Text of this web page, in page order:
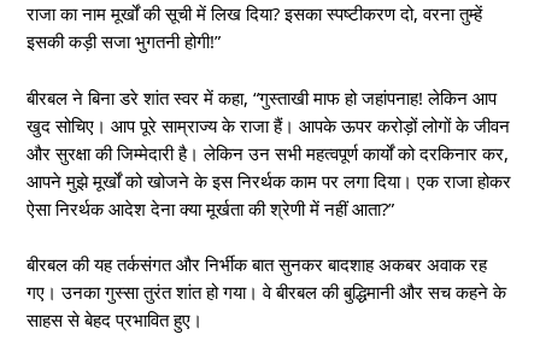
राजा का नाम मूर्खों की सूची में लिख दिया? इसका स्पष्टीकरण दो, वरना तुम्हें
इसकी कड़ी सजा भुगतनी होगी!”
बीरबल ने बिना डरे शांत स्वर में कहा, “गुस्ताखी माफ हो जहांपनाह! लेकिन आप
खुद सोचिए। आप पूरे साम्राज्य के राजा हैं। आपके ऊपर करोड़ों लोगों के जीवन
और सुरक्षा की जिम्मेदारी है। लेकिन उन सभी महत्वपूर्ण कार्यों को दरकिनार कर,
आपने मुझे मूर्खों को खोजने के इस निरर्थक काम पर लगा दिया। एक राजा होकर
ऐसा निरर्थक आदेश देना क्या मूर्खता की श्रेणी में नहीं आता?”
बीरबल की यह तर्कसंगत और निर्भीक बात सुनकर बादशाह अकबर अवाक रह
गए। उनका गुस्सा तुरंत शांत हो गया। वे बीरबल की बुद्धिमानी और सच कहने के
साहस से बेहद प्रभावित हुए।